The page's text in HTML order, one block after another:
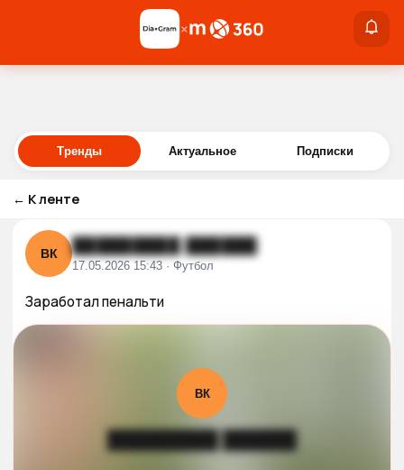
Войти
×
Тренды Актуальное Подписки
← К ленте
ВК █████████ ██████
17.05.2026 15:43 · Футбол
Заработал пенальти
ВК
█████████ ██████